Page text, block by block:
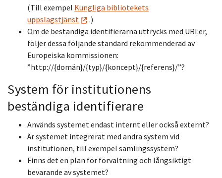
(Till exempel Kungliga bibliotekets
uppslagstjänst
.)
Om de beständiga identifierarna uttrycks med URI:er,
följer dessa följande standard rekommenderad av
Europeiska kommissionen:
”http://{domän}/{typ}/{koncept}/{referens}/”?
System för institutionens
beständiga identifierare
Används systemet endast internt eller också externt?
Är systemet integrerat med andra system vid
institutionen, till exempel samlingssystem?
Finns det en plan för förvaltning och långsiktigt
bevarande av systemet?